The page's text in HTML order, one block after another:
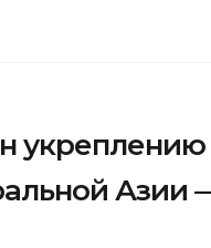
укреплению